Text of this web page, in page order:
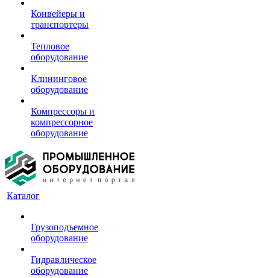
Конвейеры и
транспортеры
Тепловое
оборудование
Клининговое
оборудование
Компрессоры и
компрессорное
оборудование
Каталог
Грузоподъемное
оборудование
Гидравлическое
оборудование